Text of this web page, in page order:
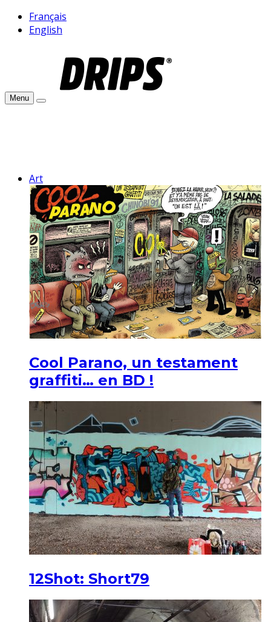
Français
English
Menu
Art
Cool Parano, un testament
graffiti… en BD !
12Shot: Short79